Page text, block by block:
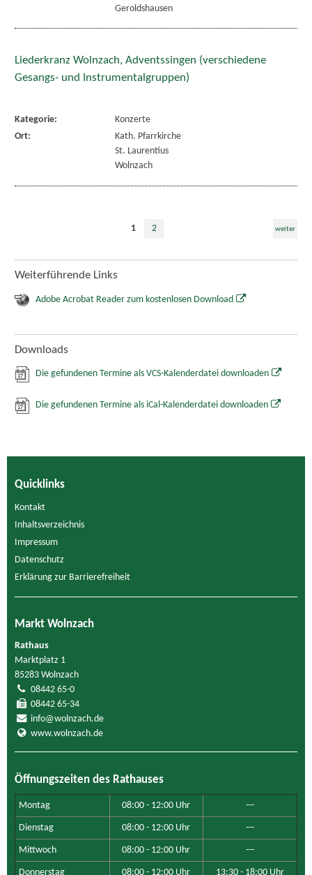
Geroldshausen
Liederkranz Wolnzach, Adventssingen (verschiedene
Gesangs- und Instrumentalgruppen)
Kategorie:
Konzerte
Ort:
Kath. Pfarrkirche
St. Laurentius
Wolnzach
1 2 weiter
Weiterführende Links
Adobe Acrobat Reader zum kostenlosen Download
Downloads
Die gefundenen Termine als VCS-Kalenderdatei downloaden
Die gefundenen Termine als iCal-Kalenderdatei downloaden
Quicklinks
Kontakt
Inhaltsverzeichnis
Impressum
Datenschutz
Erklärung zur Barrierefreiheit
Markt Wolnzach
Rathaus
Marktplatz 1
85283 Wolnzach
08442 65-0
08442 65-34
info@wolnzach.de
www.wolnzach.de
Öffnungszeiten des Rathauses
Montag 08:00 - 12:00 Uhr ---
Dienstag 08:00 - 12:00 Uhr ---
Mittwoch 08:00 - 12:00 Uhr ---
Donnerstag 08:00 - 12:00 Uhr 13:30 - 18:00 Uhr